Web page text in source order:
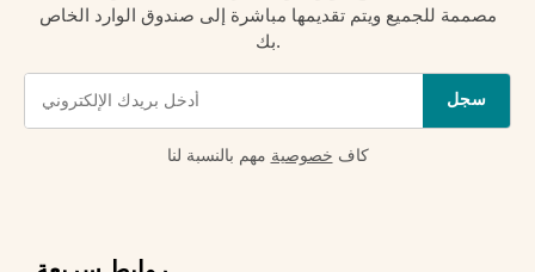
مصممة للجميع ويتم تقديمها مباشرة إلى صندوق الوارد الخاص
بك.
سجل
كاف خصوصية مهم بالنسبة لنا